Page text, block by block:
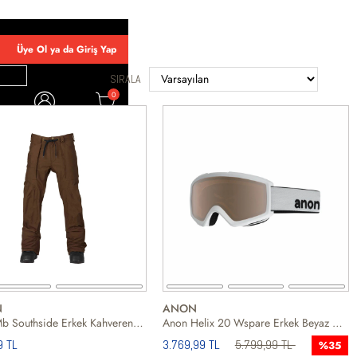
Üye Ol ya da Giriş Yap
0
WLKR
SIRALA
Burton Mb Southside Erkek Kahverengi Snowboard Pantolonu
TL
ANON
Anon Helix 20 Wspare Erkek Beyaz Goggle
3.769,99 TL 5.799,99 TL %35